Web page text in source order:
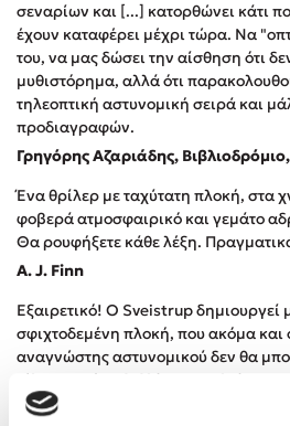
Ο Κώστας Κρομμύδας και η Μαρίνα
Χαλκιδικής
Ο Στέφανος Ξενάκης στη Χίο
Ο Κώστας Κρομμύδας & η Μαρίνα
Βιβλίου στο Πεδίον του Άρεως
Ο Βαγγέλης Ηλιόπουλος & η Τζένη
54o Φεστιβάλ Βιβλίου στο Πεδίον
σεναρίων και [...] κατορθώνει κάτι
έχουν καταφέρει μέχρι τώρα. Να
του, να μας δώσει την αίσθηση ότι
μυθιστόρημα, αλλά ότι
τηλεοπτική αστυνομική σειρά και
προδιαγραφών.
Γρηγόρης Αζαριάδης,
Ένα θρίλερ με ταχύτατη πλοκή, στα
φοβερά ατμοσφαιρικό και γεμάτο
Θα ρουφήξετε κάθε λέξη.
A. J. Finn
Εξαιρετικό! Ο Sveistrup δημιουργεί
σφιχτοδεμένη πλοκή, που ακόμα και
αναγνώστης αστυνομικού δεν θα
τέλος. Αυτό το βιβλίο προκαλεί τον
Library Journal, starred review